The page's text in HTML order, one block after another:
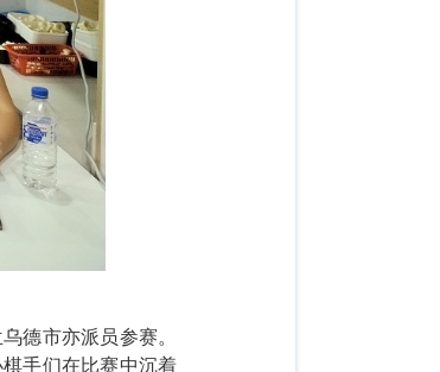
德市亦派员参赛。
棋手们在比赛中沉着